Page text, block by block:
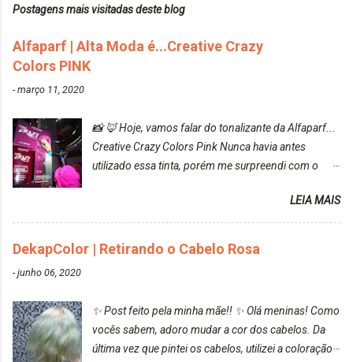
Postagens mais visitadas deste blog
Alfaparf | Alta Moda é...Creative Crazy
Colors PINK
-março 11, 2020
📸 🦊 Hoje, vamos falar do tonalizante da Alfaparf...
Creative Crazy Colors Pink Nunca havia antes
utilizado essa tinta, porém me surpreendi com o
turquesa (meio desbotado), e após a utilização meu
cabelo ficou roxo com mechinhas azul, rosa e meio
cinza... FICOU LINDOOOOO!!! Cabelo antes: Cabelo
depois: Bom, sobre a tinta, eu achei ela muito liquida,
tinta ficava manchado. Meu banheiro inteiro ficou
rosa, minha mão, meu corpo todo, porém, ela tem
uma fixação muito boa (Deu para perceber kkk) Sem
LEIA MAIS
DekapColor | Retirando o Cabelo Rosa
-junho 06, 2020
✨ Post feito pela minha mãe!! ✨ Olá meninas! Como
vocês sabem, adoro mudar a cor dos cabelos. Da
última vez que pintei os cabelos, utilizei a coloração